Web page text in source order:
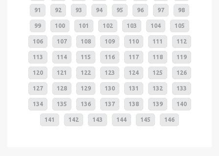
91 92 93 94 95 96 97 98
99 100 101 102 103 104 105
106 107 108 109 110 111 112
113 114 115 116 117 118 119
120 121 122 123 124 125 126
127 128 129 130 131 132 133
134 135 136 137 138 139 140
141 142 143 144 145 146